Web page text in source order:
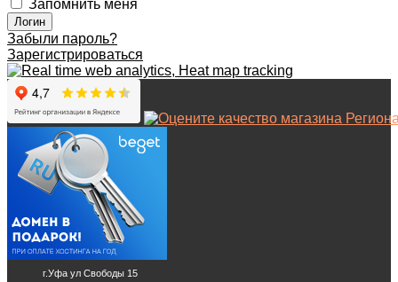
Запомнить меня
Забыли пароль?
Зарегистрироваться
г.Уфа ул Свободы 15